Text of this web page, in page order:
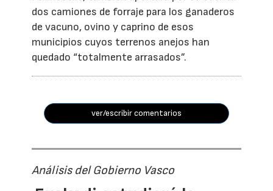
dos camiones de forraje para los ganaderos
de vacuno, ovino y caprino de esos
municipios cuyos terrenos anejos han
quedado “totalmente arrasados”.
ver/escribir comentarios
Análisis del Gobierno Vasco